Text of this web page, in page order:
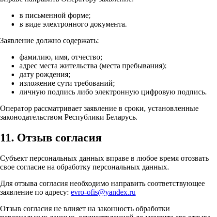
в письменной форме;
в виде электронного документа.
Заявление должно содержать:
фамилию, имя, отчество;
адрес места жительства (места пребывания);
дату рождения;
изложение сути требований;
личную подпись либо электронную цифровую подпись.
Оператор рассматривает заявление в сроки, установленные
законодательством Республики Беларусь.
11. Отзыв согласия
Субъект персональных данных вправе в любое время отозвать
свое согласие на обработку персональных данных.
Для отзыва согласия необходимо направить соответствующее
заявление по адресу: evro-ofis@yandex.ru
Отзыв согласия не влияет на законность обработки